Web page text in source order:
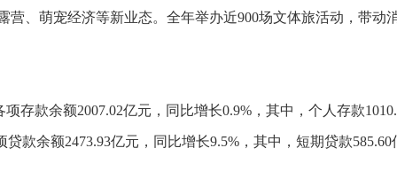
营、萌宠经济等新业态。全年举办近900场文体旅活动，带动
项存款余额2007.02亿元，同比增长0.9%，其中，个人存款
贷款余额2473.93亿元，同比增长9.5% ，其中，短期贷款585.60